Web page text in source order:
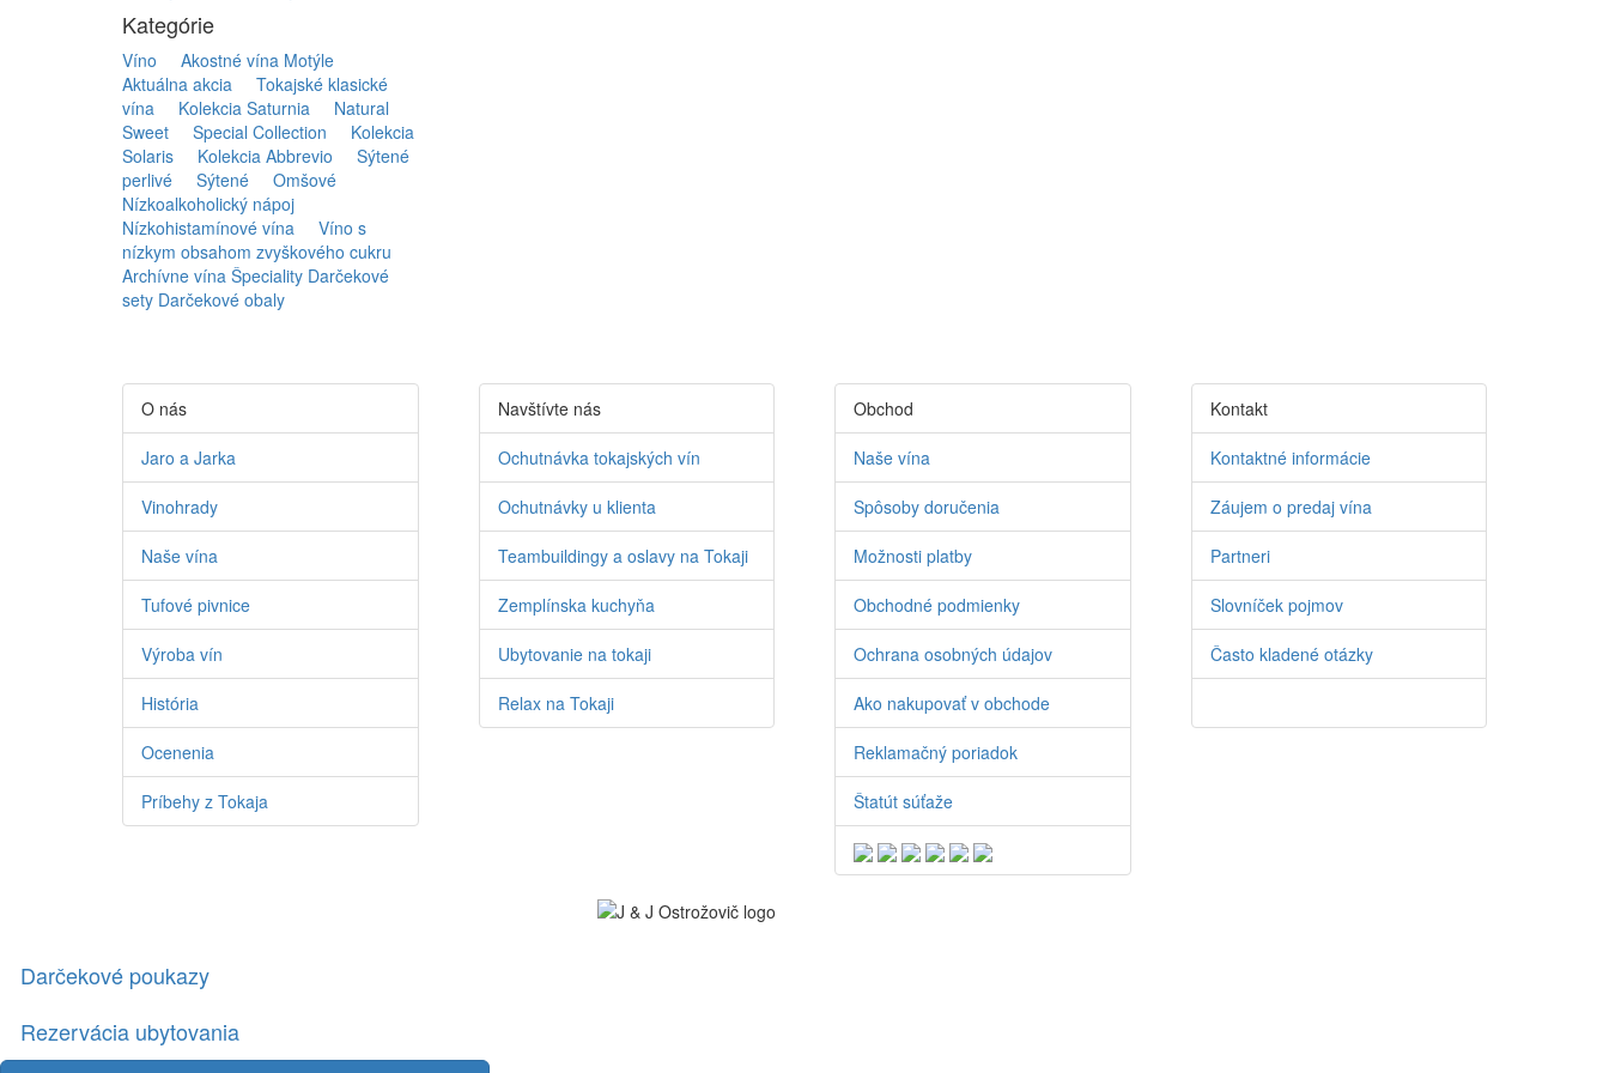
Kategórie
Víno
Akostné vína Motýle
Aktuálna akcia
Tokajské klasické
vína
Kolekcia Saturnia
Natural
Sweet
Special Collection
Kolekcia
Solaris
Kolekcia Abbrevio
Sýtené
perlivé
Sýtené
Omšové
Nízkoalkoholický nápoj
Nízkohistamínové vína
Víno s
nízkym obsahom zvyškového cukru
Archívne vína Špeciality Darčekové
sety Darčekové obaly
O nás
Jaro a Jarka
Vinohrady
Naše vína
Tufové pivnice
Výroba vín
História
Ocenenia
Príbehy z Tokaja
Navštívte nás
Ochutnávka tokajských vín
Ochutnávky u klienta
Teambuildingy a oslavy na Tokaji
Zemplínska kuchyňa
Ubytovanie na tokaji
Relax na Tokaji
Obchod
Naše vína
Spôsoby doručenia
Možnosti platby
Obchodné podmienky
Ochrana osobných údajov
Ako nakupovať v obchode
Reklamačný poriadok
Štatút súťaže
Kontakt
Kontaktné informácie
Záujem o predaj vína
Partneri
Slovníček pojmov
Často kladené otázky
Darčekové poukazy
Rezervácia ubytovania